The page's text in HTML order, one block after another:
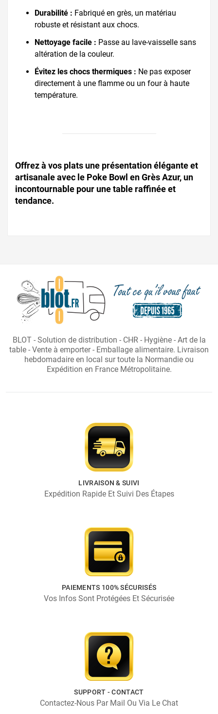
Durabilité : Fabriqué en grès, un matériau
robuste et résistant aux chocs.
Nettoyage facile : Passe au lave-vaisselle sans
altération de la couleur.
Évitez les chocs thermiques : Ne pas exposer
directement à une flamme ou un four à haute
température.
Offrez à vos plats une présentation élégante et
artisanale avec le Poke Bowl en Grès Azur, un
incontournable pour une table raffinée et
tendance.
BLOT - Solution de distribution - CHR - Hygiène - Art de la
table - Vente à emporter - Emballage alimentaire. Livraison
hebdomadaire en local sur toute la Normandie ou
Expédition en France Métropolitaine.
LIVRAISON & SUIVI
Expédition Rapide Et Suivi Des Étapes
PAIEMENTS 100% SÉCURISÉS
Vos Infos Sont Protégées Et Sécurisée
SUPPORT - CONTACT
Contactez-Nous Par Mail Ou Via Le Chat